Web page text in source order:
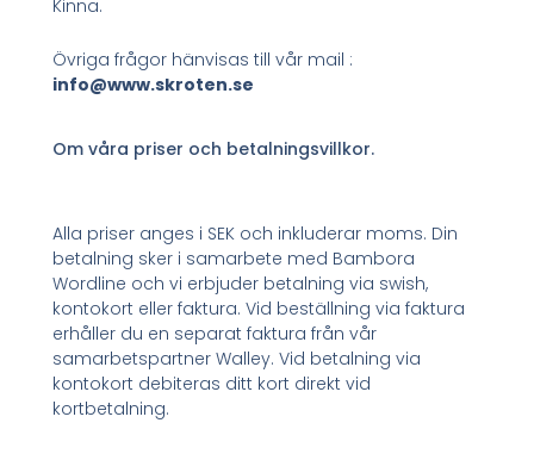
Kinna.
Övriga frågor hänvisas till vår mail :
info@www.skroten.se
Om våra priser och betalningsvillkor.
Alla priser anges i SEK och inkluderar moms. Din
betalning sker i samarbete med Bambora
Wordline och vi erbjuder betalning via swish,
kontokort eller faktura. Vid beställning via faktura
erhåller du en separat faktura från vår
samarbetspartner Walley. Vid betalning via
kontokort debiteras ditt kort direkt vid
kortbetalning.